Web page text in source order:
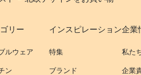
リー
ルウェア
ン
インスピレーション
特集
ブランド
企業
私た
企業